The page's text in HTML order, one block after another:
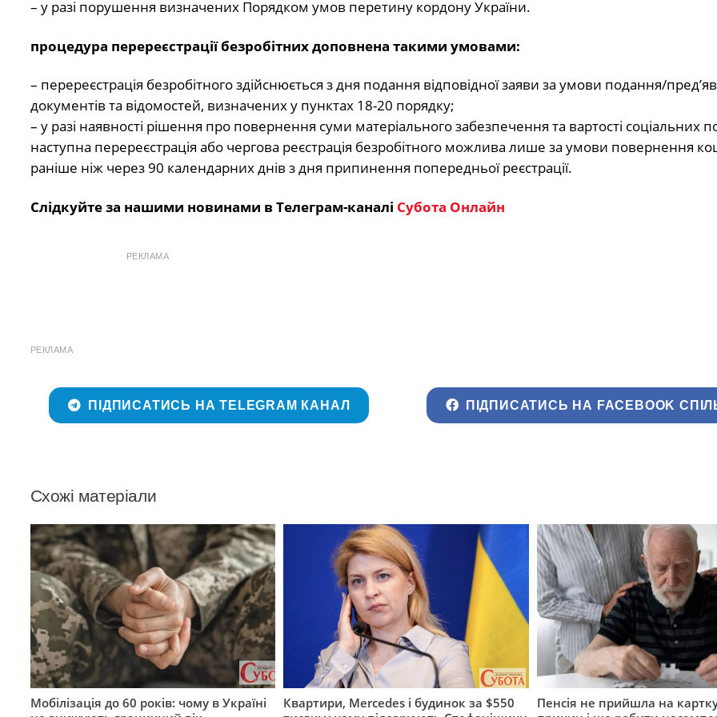
– у разі порушення визначених Порядком умов перетину кордону України.
процедура перереєстрації безробітних доповнена такими умовами:
– перереєстрація безробітного здійснюється з дня подання відповідної заяви за умови подання/
документів та відомостей, визначених у пунктах 18-20 порядку;
– у разі наявності рішення про повернення суми матеріального забезпечення та вартості соціальних
наступна перереєстрація або чергова реєстрація безробітного можлива лише за умови повернення
раніше ніж через 90 календарних днів з дня припинення попередньої реєстрації.
Слідкуйте за нашими новинами в Телеграм-каналі Субота Онлайн
РЕКЛАМА
РЕКЛАМА
ПІДПИСАТИСЬ НА TELEGRAM КАНАЛ ПІДПИСАТИСЬ НА FACEBOOK
Схожі матеріали
Мобілізація до 60 років: чому в Україні
Квартири, Mercedes і будинок за $550
Пенсія не прийшла на